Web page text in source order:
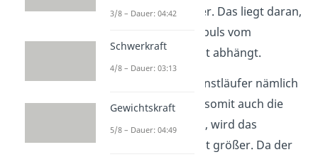
wird er langsamer. Das liegt daran,
dass der Drehimpuls vom
Trägheitsmoment abhängt.
Streckt der Eiskunstläufer nämlich
seine Arme (und somit auch die
Masse der Arme), wird das
Trägheitsmoment größer. Da der
3/8 – Dauer: 04:42
Schwerkraft
4/8 – Dauer: 03:13
Gewichtskraft
5/8 – Dauer: 04:49